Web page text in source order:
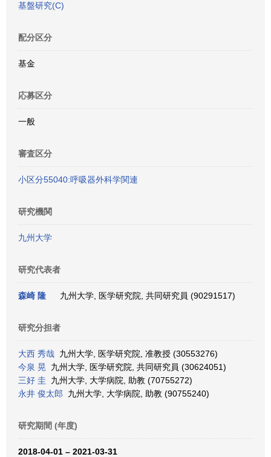
基盤研究(C)
配分区分
基金
応募区分
一般
審査区分
小区分55040:呼吸器外科学関連
研究機関
九州大学
研究代表者
森崎 隆 九州大学, 医学研究院, 共同研究員 (90291517)
研究分担者
大西 秀哉 九州大学, 医学研究院, 准教授 (30553276)
今泉 晃 九州大学, 医学研究院, 共同研究員 (30624051)
三好 圭 九州大学, 大学病院, 助教 (70755272)
永井 俊太郎 九州大学, 大学病院, 助教 (90755240)
研究期間 (年度)
2018-04-01 – 2021-03-31